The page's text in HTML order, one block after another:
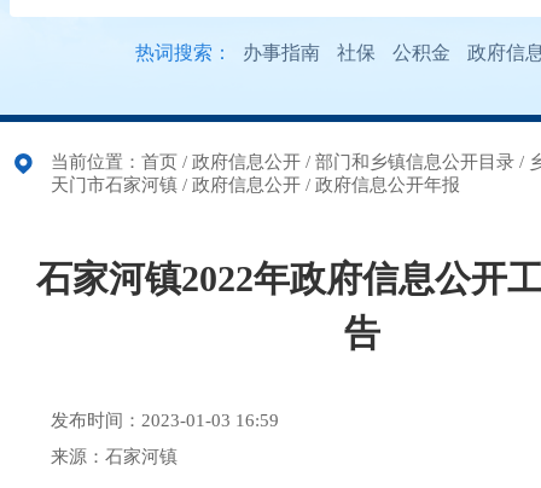
热词搜索： 办事指南 社保 公积金 政府信
当前位置： 首页 / 政府信息公开 / 部门和乡镇信息公开目录 /
天门市石家河镇 / 政府信息公开 / 政府信息公开年报
石家河镇2022年政府信息公开
告
发布时间：2023-01-03 16:59
来源：石家河镇